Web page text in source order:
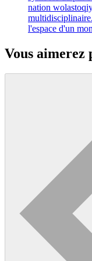
nation
l'espace d'un
Vous aimerez